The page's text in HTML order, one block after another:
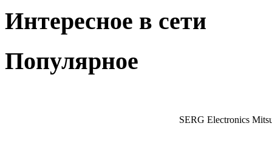
Интересное в сети
Популярное
SERG Electronics